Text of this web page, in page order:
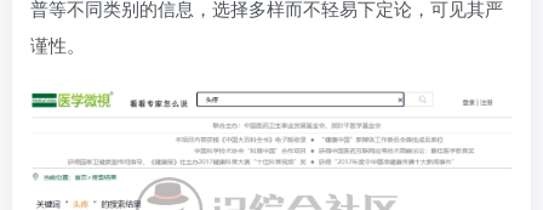
普等不同类别的信息，选择多样而不轻易下定论，可见其严
谨性。